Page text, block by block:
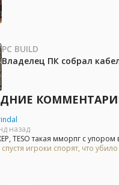
PC BUILD
Владелец ПК собрал
назад
TESO такая мморпг с
спустя игроки спорят, что